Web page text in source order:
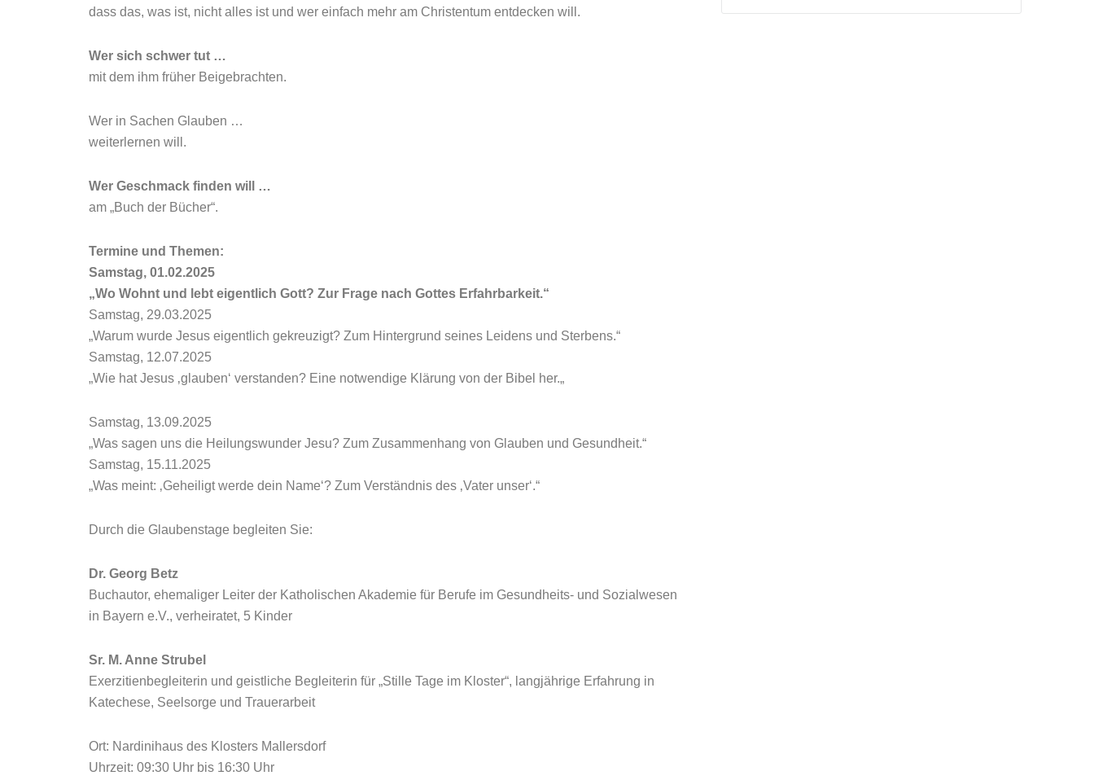
dass das, was ist, nicht alles ist und wer einfach mehr am Christentum entdecken will.
Wer sich schwer tut …
mit dem ihm früher Beigebrachten.
Wer in Sachen Glauben …
weiterlernen will.
Wer Geschmack finden will …
am „Buch der Bücher“.
Termine und Themen:
Samstag, 01.02.2025
„Wo Wohnt und lebt eigentlich Gott? Zur Frage nach Gottes Erfahrbarkeit.“
Samstag, 29.03.2025
„Warum wurde Jesus eigentlich gekreuzigt? Zum Hintergrund seines Leidens und Sterbens.“
Samstag, 12.07.2025
„Wie hat Jesus ‚glauben‘ verstanden? Eine notwendige Klärung von der Bibel her.„
Samstag, 13.09.2025
„Was sagen uns die Heilungswunder Jesu? Zum Zusammenhang von Glauben und Gesundheit.“
Samstag, 15.11.2025
„Was meint: ‚Geheiligt werde dein Name‘? Zum Verständnis des ‚Vater unser‘.“
Durch die Glaubenstage begleiten Sie:
Dr. Georg Betz
Buchautor, ehemaliger Leiter der Katholischen Akademie für Berufe im Gesundheits- und Sozialwesen
in Bayern e.V., verheiratet, 5 Kinder
Sr. M. Anne Strubel
Exerzitienbegleiterin und geistliche Begleiterin für „Stille Tage im Kloster“, langjährige Erfahrung in
Katechese, Seelsorge und Trauerarbeit
Ort: Nardinihaus des Klosters Mallersdorf
Uhrzeit: 09:30 Uhr bis 16:30 Uhr